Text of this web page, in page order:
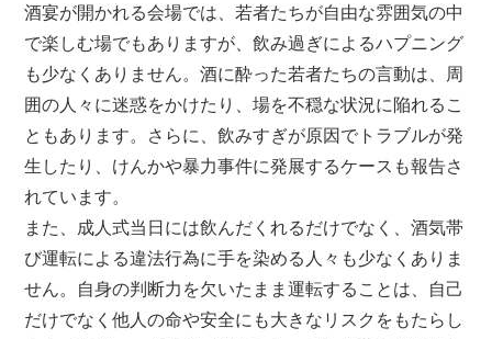
酒宴が開かれる会場では、若者たちが自由な雰囲気の中
で楽しむ場でもありますが、飲み過ぎによるハプニング
も少なくありません。酒に酔った若者たちの言動は、周
囲の人々に迷惑をかけたり、場を不穏な状況に陥れるこ
ともあります。さらに、飲みすぎが原因でトラブルが発
生したり、けんかや暴力事件に発展するケースも報告さ
れています。
また、成人式当日には飲んだくれるだけでなく、酒気帯
び運転による違法行為に手を染める人々も少なくありま
せん。自身の判断力を欠いたまま運転することは、自己
だけでなく他人の命や安全にも大きなリスクをもたらし